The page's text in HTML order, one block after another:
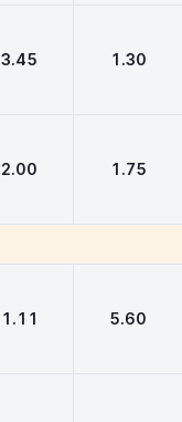
3.45 1.30
2.00 1.75
1.11 5.60